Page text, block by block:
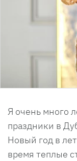
Я очень много
праздники в
Новый год в
время теплые